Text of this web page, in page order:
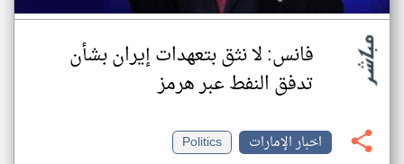
فانس: لا نثق بتعهدات إيران بشأن
تدفق النفط عبر هرمز
اخبار الإمارات
Politics